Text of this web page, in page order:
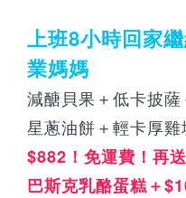
上班8小時回家
業媽媽
減醣貝果＋低卡披
星蔥油餅＋輕卡厚
$882！免運費！再
巴斯克乳酪蛋糕＋